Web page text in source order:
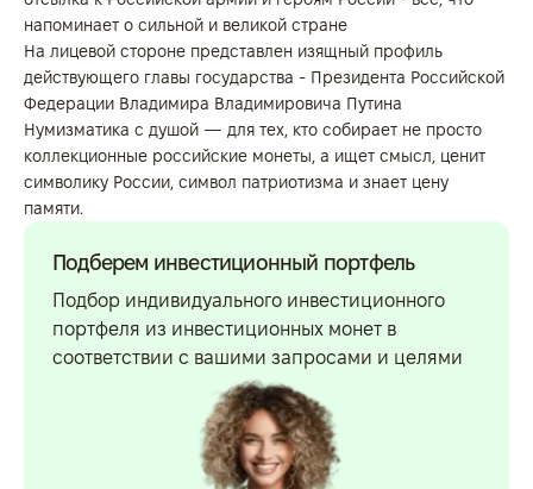
напоминает о сильной и великой стране
На лицевой стороне представлен изящный профиль
действующего главы государства - Президента Российской
Федерации Владимира Владимировича Путина
Нумизматика с душой — для тех, кто собирает не просто
коллекционные российские монеты, а ищет смысл, ценит
символику России, символ патриотизма и знает цену
памяти.
Подберем инвестиционный портфель
Подбор индивидуального инвестиционного
портфеля из инвестиционных монет в
соответствии с вашими запросами и целями